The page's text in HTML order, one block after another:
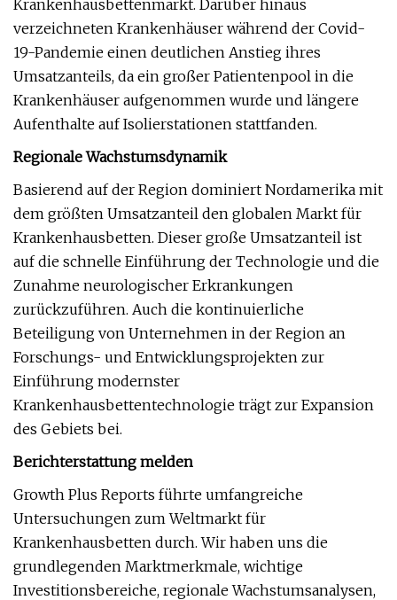
Krankenhausbettenmarkt. Darüber hinaus
verzeichneten Krankenhäuser während der Covid-
19-Pandemie einen deutlichen Anstieg ihres
Umsatzanteils, da ein großer Patientenpool in die
Krankenhäuser aufgenommen wurde und längere
Aufenthalte auf Isolierstationen stattfanden.
Regionale Wachstumsdynamik
Basierend auf der Region dominiert Nordamerika mit
dem größten Umsatzanteil den globalen Markt für
Krankenhausbetten. Dieser große Umsatzanteil ist
auf die schnelle Einführung der Technologie und die
Zunahme neurologischer Erkrankungen
zurückzuführen. Auch die kontinuierliche
Beteiligung von Unternehmen in der Region an
Forschungs- und Entwicklungsprojekten zur
Einführung modernster
Krankenhausbettentechnologie trägt zur Expansion
des Gebiets bei.
Berichterstattung melden
Growth Plus Reports führte umfangreiche
Untersuchungen zum Weltmarkt für
Krankenhausbetten durch. Wir haben uns die
grundlegenden Marktmerkmale, wichtige
Investitionsbereiche, regionale Wachstumsanalysen,